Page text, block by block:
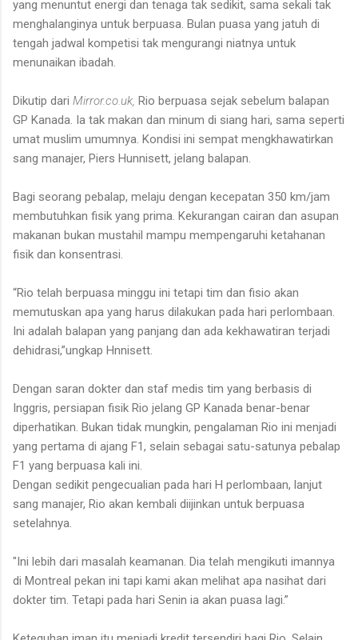
yang menuntut energi dan tenaga tak sedikit, sama sekali tak
menghalanginya untuk berpuasa. Bulan puasa yang jatuh di
tengah jadwal kompetisi tak mengurangi niatnya untuk
menunaikan ibadah.
Dikutip dari Mirror.co.uk, Rio berpuasa sejak sebelum balapan
GP Kanada. Ia tak makan dan minum di siang hari, sama seperti
umat muslim umumnya. Kondisi ini sempat mengkhawatirkan
sang manajer, Piers Hunnisett, jelang balapan.
Bagi seorang pebalap, melaju dengan kecepatan 350 km/jam
membutuhkan fisik yang prima. Kekurangan cairan dan asupan
makanan bukan mustahil mampu mempengaruhi ketahanan
fisik dan konsentrasi.
“Rio telah berpuasa minggu ini tetapi tim dan fisio akan
memutuskan apa yang harus dilakukan pada hari perlombaan.
Ini adalah balapan yang panjang dan ada kekhawatiran terjadi
dehidrasi,”ungkap Hnnisett.
Dengan saran dokter dan staf medis tim yang berbasis di
Inggris, persiapan fisik Rio jelang GP Kanada benar-benar
diperhatikan. Bukan tidak mungkin, pengalaman Rio ini menjadi
yang pertama di ajang F1, selain sebagai satu-satunya pebalap
F1 yang berpuasa kali ini.
Dengan sedikit pengecualian pada hari H perlombaan, lanjut
sang manajer, Rio akan kembali diijinkan untuk berpuasa
setelahnya.
"Ini lebih dari masalah keamanan. Dia telah mengikuti imannya
di Montreal pekan ini tapi kami akan melihat apa nasihat dari
dokter tim. Tetapi pada hari Senin ia akan puasa lagi.”